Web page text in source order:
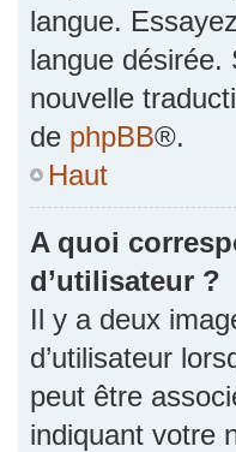
langue.
langue désirée.
nouvelle
de phpBB®.
Haut
A quoi
d’utilisateur ?
Il y a deux
d’utilisateur
peut être
indiquant votre